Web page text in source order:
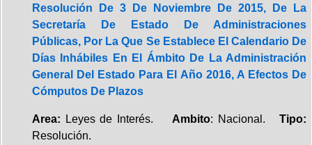
Resolución De 3 De Noviembre De 2015, De La
Secretaría De Estado De Administraciones
Públicas, Por La Que Se Establece El Calendario De
Días Inhábiles En El Ámbito De La Administración
General Del Estado Para El Año 2016, A Efectos De
Cómputos De Plazos
Area: Leyes de Interés. Ambito: Nacional.Tipo:
Resolución.